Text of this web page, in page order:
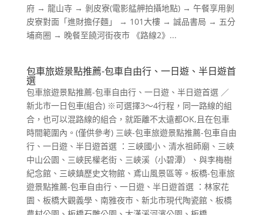
府 → 龍山寺 → 剝皮寮(電影艋舺拍攝地點) → 午餐享用剝
皮寮對面「進財擔仔麵」 → 101大樓 → 誠品書局 → 五分
埔商圈 → 晚餐至饒河街夜市 《路線2》...
包車旅遊景點推薦-包車自由行、一日遊、半日遊首
選
包車旅遊景點推薦-包車自由行、一日遊、半日遊首選 ／
新北市一日包車(組合) ※可選擇3～4行程，同一路線的組
合，也可以混路線的組合，就距離不太遠都OK,且在包車
時間範圍內。(僅供參考) 三峽-包車旅遊景點推薦-包車自由
行、一日遊、半日遊首選 ：三峽國小、清水祖師廟、三峽
中山公園、三峽民權老街、三峽溪（小碧潭）、與李梅樹
紀念館、三峽鎮歷史文物館、鳶山風景區等。板橋-包車旅
遊景點推薦-包車自由行、一日遊、半日遊首選 ：林家花
園、板橋大觀義學、南雅夜市、新北市現代陶瓷館、板橋